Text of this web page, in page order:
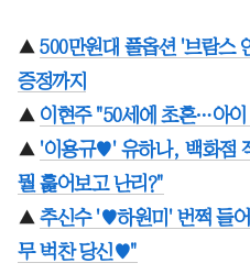
▲ 500만원대 풀옵션 '브람스
증정까지
▲ 이현주 "50세에 초혼…아
▲ '이용규♥' 유하나, 백화점
뭘 훑어보고 난리?"
▲ 추신수 '♥하원미' 번쩍 들
무 벅찬 당신♥"